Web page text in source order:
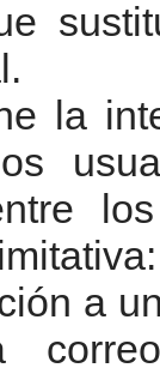
la
a